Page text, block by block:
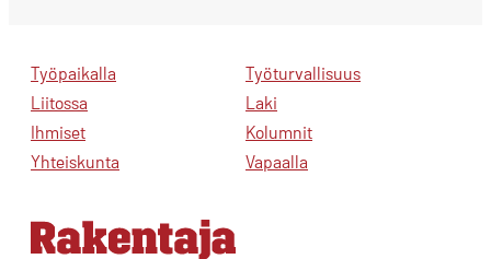
Työpaikalla
Liitossa
Ihmiset
Yhteiskunta
Työturvallisuus
Laki
Kolumnit
Vapaalla